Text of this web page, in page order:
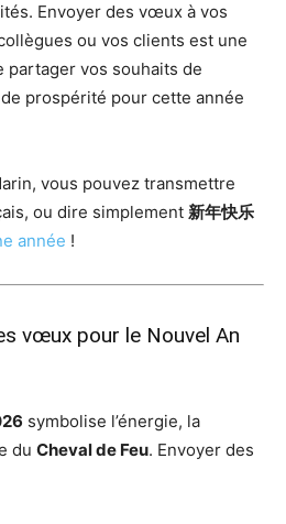
Envoyer des vœux à vos
ou vos clients est une
partager vos souhaits de
prospérité pour cette année
vous pouvez transmettre
ou dire simplement 新年快乐
année !
vœux pour le Nouvel An
symbolise l’énergie, la
du Cheval de Feu. Envoyer des